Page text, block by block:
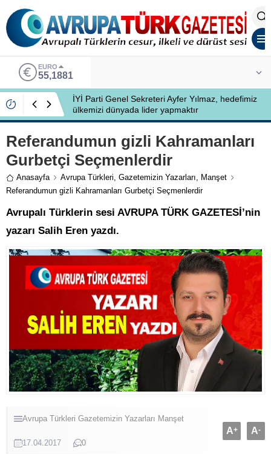
ALTIN
6.660,55
İYİ Partili Ayfer Yılmaz, Özlem Kardeş Sancar’a
gündemi değerlendirdi
Referandumun gizli Kahramanları
Gurbetçi Seçmenlerdir
Anasayfa Avrupa Türkleri, Gazetemizin Yazarları, Manşet
Referandumun gizli Kahramanları Gurbetçi Seçmenlerdir
Avrupalı Türklerin sesi AVRUPA TÜRK GAZETESİ’nin
yazarı Salih Eren yazdı.
Avrupa Türkleri Gazetemizin Yazarları Manşet
17.04.2017 0
A+ A-